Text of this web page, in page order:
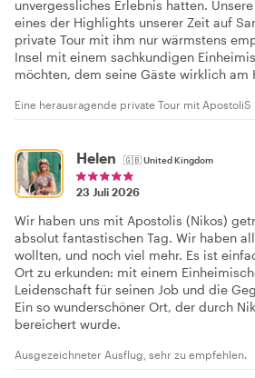
unvergessliches Erlebnis hatten.
eines der Highlights unserer Zeit auf
private Tour mit ihm nur wärmstens
Insel mit einem sachkundigen
möchten, dem seine Gäste wirklich am
Eine herausragende private Tour mit ApostoliS
Helen 🇬🇧United Kingdom
23 Juli 2026
Wir haben uns mit Apostolis (Nikos)
absolut fantastischen Tag. Wir haben
wollten, und noch viel mehr. Es ist
Ort zu erkunden: mit einem
Leidenschaft für seinen Job und die
Ein so wunderschöner Ort, der durch
bereichert wurde.
Ausgezeichneter Ausflug, sehr zu empfehlen.